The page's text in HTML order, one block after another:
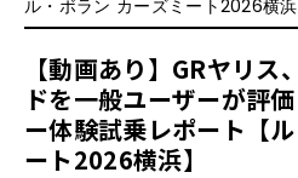
ル・ボラン カーズミート2026横浜
【動画あり】GRヤリ
ドを一般ユーザーが評
ー体験試乗レポート【
ート2026横浜】